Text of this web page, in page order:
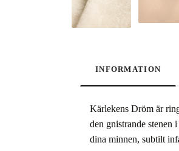
INFORMATION
Kärlekens Dröm är
den gnistrande
dina minnen, subtilt